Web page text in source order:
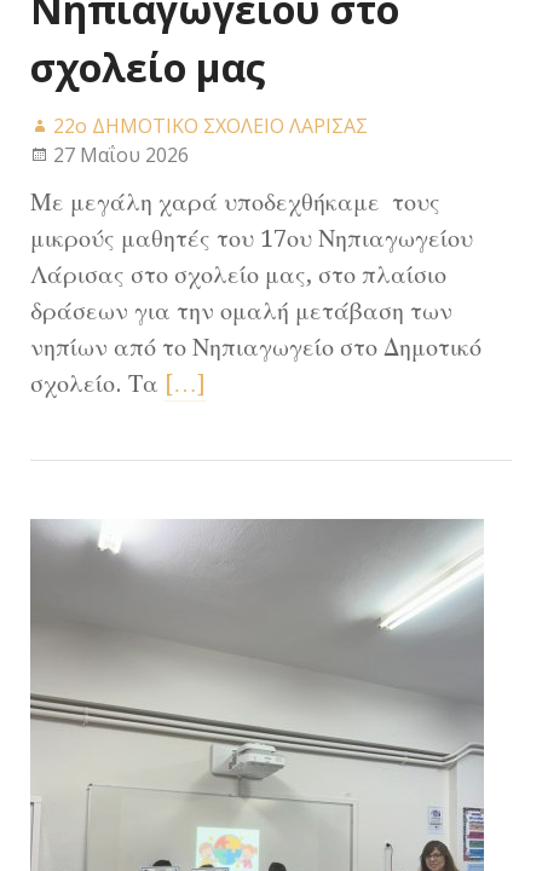
σχολείο μας
22ο ΔΗΜΟΤΙΚΟ ΣΧΟΛΕΙΟ ΛΑΡΙΣΑΣ
27 Μαΐου 2026
Με μεγάλη χαρά υποδεχθήκαμε τους
μικρούς μαθητές του 17ου Νηπιαγωγείου
Λάρισας στο σχολείο μας, στο πλαίσιο
δράσεων για την ομαλή μετάβαση των
νηπίων από το Νηπιαγωγείο στο Δημοτικό
σχολείο. Τα […]